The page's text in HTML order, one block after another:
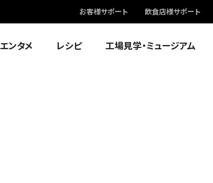
お客様サポート 飲食店様サポート
エンタメ レシピ 工場見学・ミュージアム